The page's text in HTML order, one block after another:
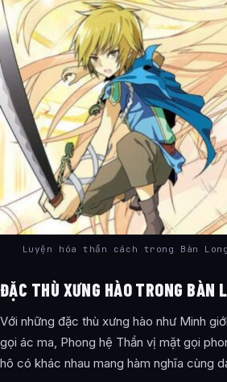
Luyện hóa thần cách trong Bàn
ĐẶC THÙ XƯNG HÀO TRONG BÀN
Với những đặc thù xưng hào như Minh
gọi ác ma, Phong hệ Thần vị mặt gọi
hô có khác nhau mang hàm nghĩa cùng